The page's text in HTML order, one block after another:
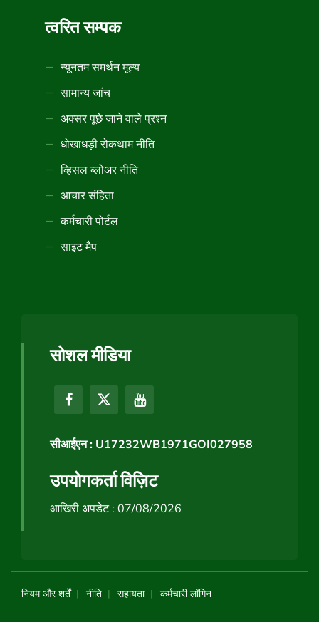
त्वरित सम्पक
न्यूनतम समर्थन मूल्य
सामान्य जांच
अक्सर पूछे जाने वाले प्रश्न
धोखाधड़ी रोकथाम नीति
व्हिसल ब्लोअर नीति
आचार संहिता
कर्मचारी पोर्टल
साइट मैप
सोशल मीडिया
सीआईएन : U17232WB1971GOI027958
उपयोगकर्ता विज़िट
आखिरी अपडेट : 07/08/2026
नियम और शर्तें नीति सहायता कर्मचारी लॉगिन